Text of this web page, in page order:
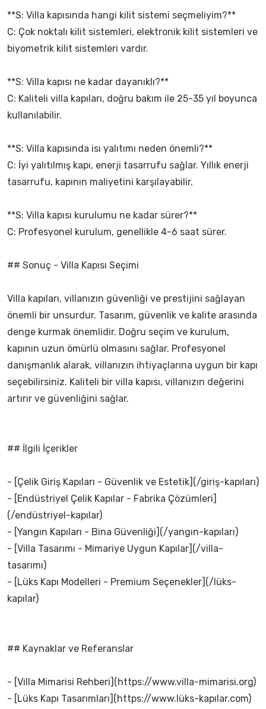
**S: Villa kapısında hangi kilit sistemi seçmeliyim?**
C: Çok noktalı kilit sistemleri, elektronik kilit sistemleri ve
biyometrik kilit sistemleri vardır.
**S: Villa kapısı ne kadar dayanıklı?**
C: Kaliteli villa kapıları, doğru bakım ile 25-35 yıl boyunca
kullanılabilir.
**S: Villa kapısında isı yalıtımı neden önemli?**
C: İyi yalıtılmış kapı, enerji tasarrufu sağlar. Yıllık enerji
tasarrufu, kapının maliyetini karşılayabilir.
**S: Villa kapısı kurulumu ne kadar sürer?**
C: Profesyonel kurulum, genellikle 4-6 saat sürer.
## Sonuç - Villa Kapısı Seçimi
Villa kapıları, villanızın güvenliği ve prestijini sağlayan
önemli bir unsurdur. Tasarım, güvenlik ve kalite arasında
denge kurmak önemlidir. Doğru seçim ve kurulum,
kapının uzun ömürlü olmasını sağlar. Profesyonel
danışmanlık alarak, villanızın ihtiyaçlarına uygun bir kapı
seçebilirsiniz. Kaliteli bir villa kapısı, villanızın değerini
artırır ve güvenliğini sağlar.
## İlgili İçerikler
- [Çelik Giriş Kapıları - Güvenlik ve Estetik](/giriş-kapıları)
- [Endüstriyel Çelik Kapılar - Fabrika Çözümleri]
(/endüstriyel-kapılar)
- [Yangın Kapıları - Bina Güvenliği](/yangın-kapıları)
- [Villa Tasarımı - Mimariye Uygun Kapılar](/villa-
tasarımı)
- [Lüks Kapı Modelleri - Premium Seçenekler](/lüks-
kapılar)
## Kaynaklar ve Referanslar
- [Villa Mimarisi Rehberi](https://www.villa-mimarisi.org)
- [Lüks Kapı Tasarımları](https://www.lüks-kapılar.com)